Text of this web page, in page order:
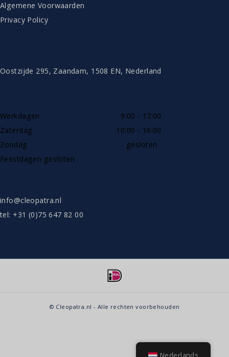
Algemene Voorwaarden
Privacy Policy
Oostzijde 295, Zaandam, 1508 EN, Nederland
Werkdagen
9:00 - 17:00
Zaterdag
10:00 - 16:00
Zondag
gesloten
Feestdagen gesloten
info@cleopatra.nl
tel: +31 (0)75 647 82 00
© Cleopatra.nl - Alle rechten voorbehouden
Nederlands